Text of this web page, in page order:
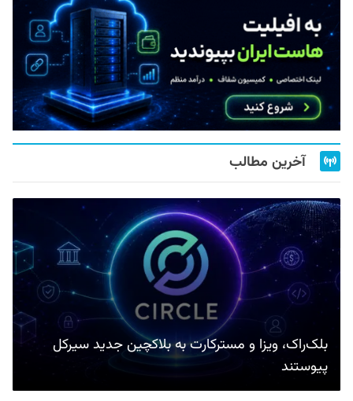
آخرین مطالب
بلک‌راک، ویزا و مسترکارت به بلاکچین جدید سیرکل
پیوستند